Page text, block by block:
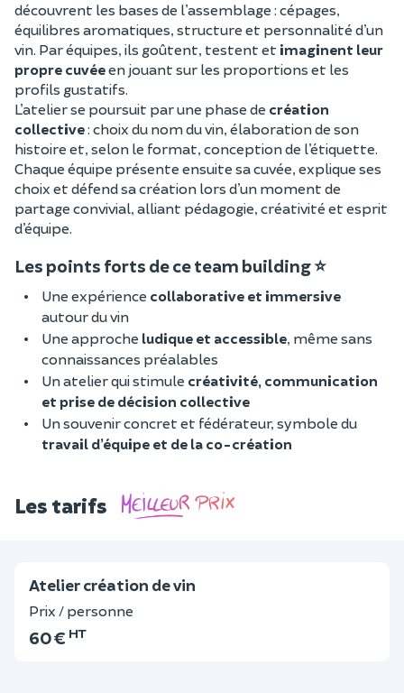
découvrent les bases de l’assemblage : cépages,
équilibres aromatiques, structure et personnalité d’un
vin. Par équipes, ils goûtent, testent et imaginent leur
propre cuvéeen jouant sur les proportions et les
profils gustatifs.
L’atelier se poursuit par une phase de création
collective: choix du nom du vin, élaboration de son
histoire et, selon le format, conception de l’étiquette.
Chaque équipe présente ensuite sa cuvée, explique ses
choix et défend sa création lors d’un moment de
partage convivial, alliant pédagogie, créativité et esprit
d’équipe.
Les points forts de ce team building ⭐
Une expérience collaborative et immersive
autour du vin
Une approche ludique et accessible, même sans
connaissances préalables
Un atelier qui stimule créativité, communication
et prise de décision collective
Un souvenir concret et fédérateur, symbole du
travail d’équipe et de la co-création
Les tarifs
Atelier création de vin
Prix / personne
60 € HT